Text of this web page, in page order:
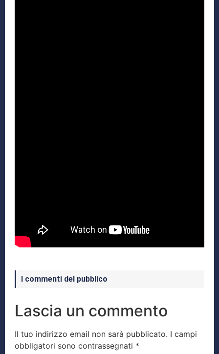
I commenti del pubblico
Lascia un commento
Il tuo indirizzo email non sarà pubblicato. I campi
obbligatori sono contrassegnati *